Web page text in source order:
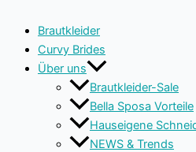
Brautkleider
Curvy Brides
Über uns
Brautkleider-Sale
Bella Sposa Vorteile
Hauseigene
NEWS & Trends